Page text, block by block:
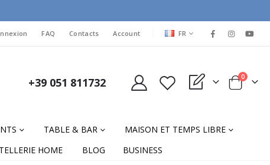
FAQ Contacts Account LANGUAGE
FR
+39 051 811732 My Quote Cart
0items
TABLE & BAR
MAISON ET TEMPS LIBRE
HOME BLOG BUSINESS